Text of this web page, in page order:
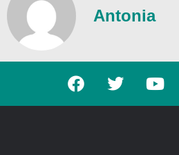
Antonia